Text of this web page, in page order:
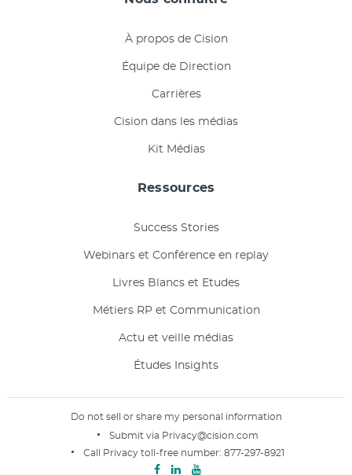
À propos de Cision
Équipe de Direction
Carrières
Cision dans les médias
Kit Médias
Ressources
Success Stories
Webinars et Conférence en replay
Livres Blancs et Etudes
Métiers RP et Communication
Actu et veille médias
Études Insights
Do not sell or share my personal information
Submit via Privacy@cision.com
Call Privacy toll-free number: 877-297-8921